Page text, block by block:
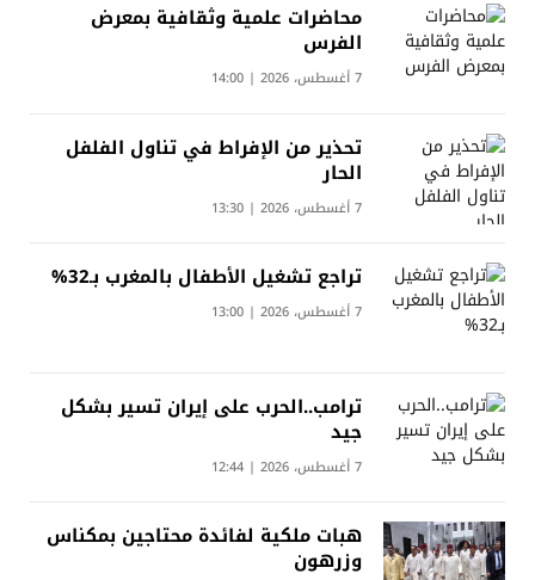
محاضرات علمية وثقافية بمعرض
الفرس
7 أغسطس، 2026 | 14:00
تحذير من الإفراط في تناول الفلفل
الحار
7 أغسطس، 2026 | 13:30
تراجع تشغيل الأطفال بالمغرب بـ32%
7 أغسطس، 2026 | 13:00
ترامب..الحرب على إيران تسير بشكل
جيد
7 أغسطس، 2026 | 12:44
هبات ملكية لفائدة محتاجين بمكناس
وزرهون